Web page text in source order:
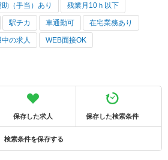
（手当）あり 残業月10ｈ以下
駅チカ 車通勤可 在宅業務あり
の求人 WEB面接OK
保存した求人 保存した検索条件
検索条件を保存する